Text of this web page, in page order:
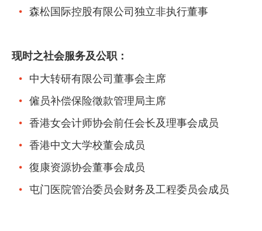
森松国际控股有限公司独立非执行董事
现时之社会服务及公职：
中大转研有限公司董事会主席
僱员补偿保险徵款管理局主席
香港女会计师协会前任会长及理事会成员
香港中文大学校董会成员
復康资源协会董事会成员
屯门医院管治委员会财务及工程委员会成员